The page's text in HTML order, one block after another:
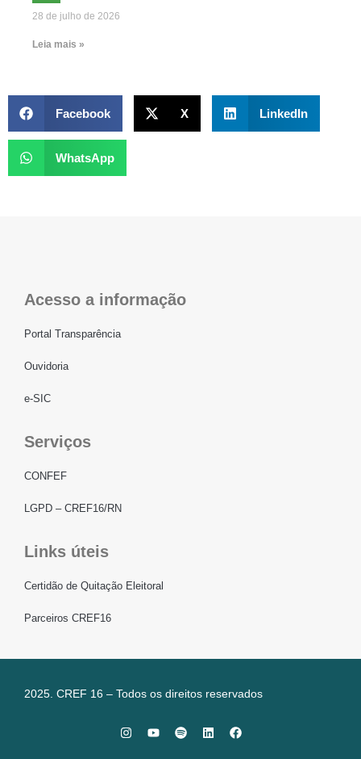
28 de julho de 2026
Leia mais »
Facebook X LinkedIn
WhatsApp
Acesso a informação
Portal Transparência
Ouvidoria
e-SIC
Serviços
CONFEF
LGPD – CREF16/RN
Links úteis
Certidão de Quitação Eleitoral
Parceiros CREF16
2025. CREF 16 – Todos os direitos reservados